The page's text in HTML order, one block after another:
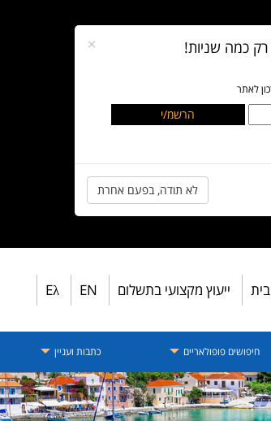
ייעוץ מקצועי בתשלום EN
Eλ
חיפושים פופולאריים כתבות ועניין
× כמה שניות!
לאתר
לא תודה, בפעם אחרת